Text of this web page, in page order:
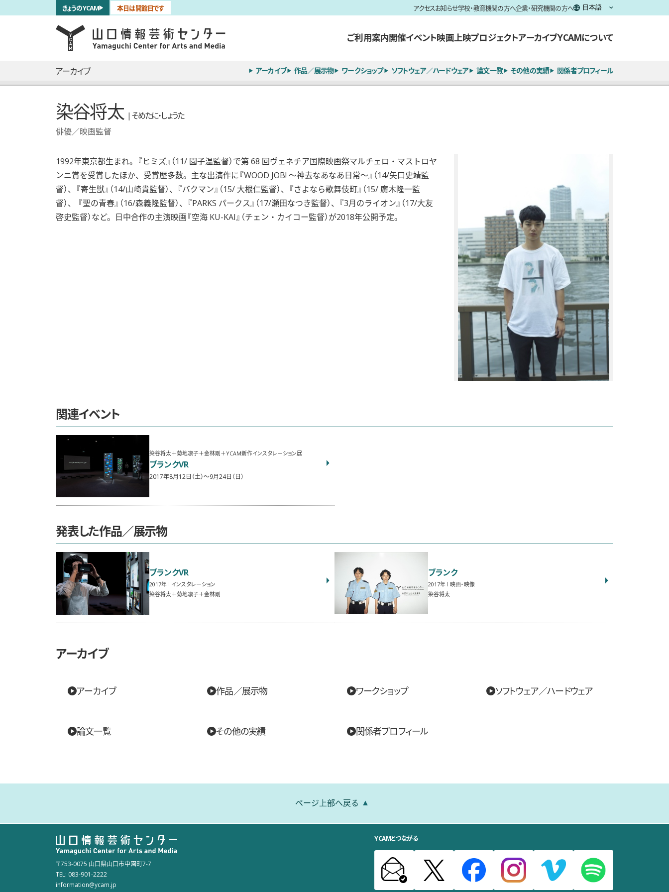
skip to main content 本日は開館日です
きょうのYCAM アクセスお知らせ学校・教育機関の方へ企業・研究機関の方へ
言語を切り替える
メインナビゲーション
ご利用案内開催イベント映画上映プロジェクトアーカイブYCAMについて
アーカイブ アーカイブ 作品／展示物 ワークショップ ソフトウェア／ハードウェア 論文一覧 その他の実績 関係者プロフィール
染谷将太 | そめたに・しょうた
俳優／映画監督
1992年東京都生まれ。『ヒミズ』（11/ 園子温監督）で第 68 回ヴェネチア国際映画祭マルチェロ・マストロヤ
ンニ賞を受賞したほか、受賞歴多数。主な出演作に『WOOD JOB! 〜神去なあなあ日常〜』（14/矢口史靖監
督）、『寄生獣』（14/山崎貴監督）、『バクマン』（15/ 大根仁監督）、『さよなら歌舞伎町』（15/ 廣木隆一監
督）、 『聖の青春』（16/森義隆監督）、『PARKS パークス』（17/瀬田なつき監督）、『3月のライオン』（17/大友
啓史監督）など。日中合作の主演映画『空海 KU-KAI』（チェン・カイコー監督）が2018年公開予定。
関連イベント
染谷将太＋菊地凛子＋金林剛＋YCAM新作インスタレーション展
ブランクVR
2017年8月12日（土）〜9月24日（日）
発表した作品／展示物
ブランクVR
2017
インスタレーション
染谷将太＋菊地凛子＋金林剛
ブランク
2017
映画・映像
染谷将太
アーカイブ
アーカイブ 作品／展示物 ワークショップ ソフトウェア／ハードウェア
論文一覧 その他の実績 関係者プロフィール
ページ上部へ戻る
〒753-0075 山口県山口市中園町7-7
TEL: 083-901-2222
information@ycam.jp
YCAMとつながる